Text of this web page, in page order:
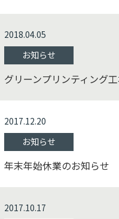
2018.04.05
お知らせ
グリーンプリンティング
2017.12.20
お知らせ
年末年始休業のお知らせ
2017.10.17